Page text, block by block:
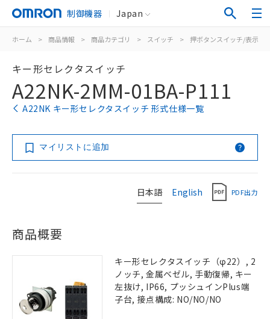
制御機器 Japan
ホーム > 商品情報 > 商品カテゴリ > スイッチ > 押ボタンスイッチ/表示灯
キー形セレクタスイッチ
A22NK-2MM-01BA-P111
A22NK キー形セレクタスイッチ 形式仕様一覧
マイリストに追加
日本語 English PDF出力
商品概要
キー形セレクタスイッチ（φ22）, 2
ノッチ, 金属ベゼル, 手動復帰, キー
左抜け, IP66, プッシュインPlus端
子台, 接点構成: NO/NO/NO